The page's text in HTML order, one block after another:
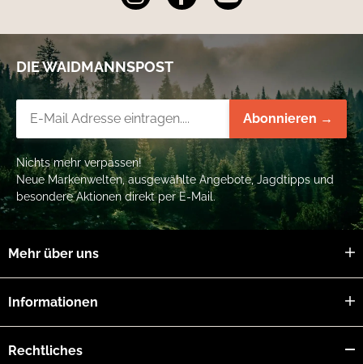
DIE WAIDMANNSPOST
Abonnieren →
Nichts mehr verpassen!
Neue Markenwelten, ausgewählte Angebote, Jagdtipps und
besondere Aktionen direkt per E-Mail.
Mehr über uns
Informationen
Rechtliches